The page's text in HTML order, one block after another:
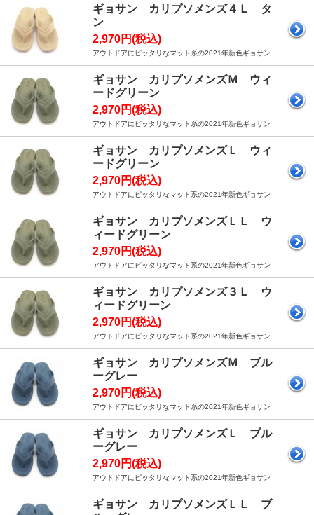
ギョサン カリプソメンズ４Ｌ タ
ン
2,970円(税込)
アウトドアにピッタリなマット系の2021年新色ギョサン
ギョサン カリプソメンズＭ ウィ
ードグリーン
2,970円(税込)
アウトドアにピッタリなマット系の2021年新色ギョサン
ギョサン カリプソメンズＬ ウィ
ードグリーン
2,970円(税込)
アウトドアにピッタリなマット系の2021年新色ギョサン
ギョサン カリプソメンズＬＬ ウ
ィードグリーン
2,970円(税込)
アウトドアにピッタリなマット系の2021年新色ギョサン
ギョサン カリプソメンズ３Ｌ ウ
ィードグリーン
2,970円(税込)
アウトドアにピッタリなマット系の2021年新色ギョサン
ギョサン カリプソメンズＭ ブル
ーグレー
2,970円(税込)
アウトドアにピッタリなマット系の2021年新色ギョサン
ギョサン カリプソメンズＬ ブル
ーグレー
2,970円(税込)
アウトドアにピッタリなマット系の2021年新色ギョサン
ギョサン カリプソメンズＬＬ ブ